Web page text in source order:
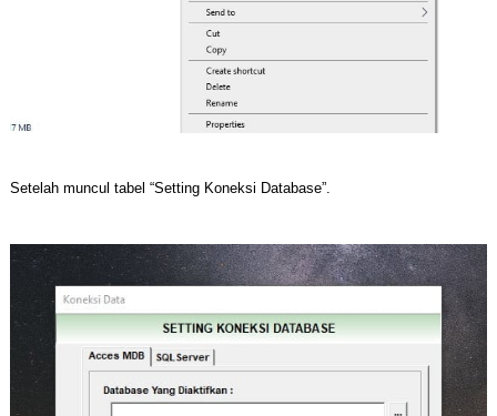
Setelah muncul tabel “Setting Koneksi Database”.